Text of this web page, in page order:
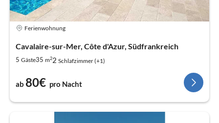
Ferienwohnung
Cavalaire-sur-Mer, Côte d'Azur, Südfrankreich
5 Gäste35 m22 Schlafzimmer (+1)
ab 80€ pro Nacht